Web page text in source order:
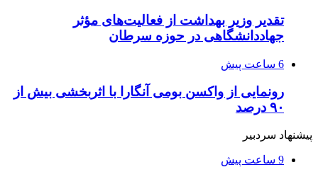
تقدیر وزیر بهداشت از فعالیت‌های مؤثر
جهاددانشگاهی در حوزه سرطان
6 ساعت پیش
رونمایی از واکسن بومی آنگارا با اثربخشی بیش از
۹۰ درصد
پیشنهاد سردبیر
9 ساعت پیش